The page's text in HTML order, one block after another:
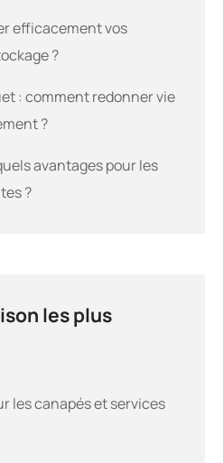
efficacement vos
?
: comment redonner vie
?
avantages pour les
?
les plus
les canapés et services